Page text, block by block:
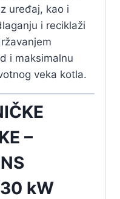
uređaj, kao i
i reciklaži
i maksimalnu
veka kotla.
–
kW